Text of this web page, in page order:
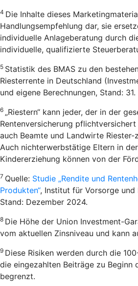
4 Die Inhalte dieses
Handlungsempfehlung dar, sie
individuelle Anlageberatung durch
individuelle, qualifizierte
5 Statistik des BMAS zu den
Riesterrente in Deutschland
und eigene Berechnungen, Stand:
6 „Riestern“ kann jeder, der in der
Rentenversicherung
auch Beamte und Landwirte
Auch nichterwerbstätige Eltern in
Kindererziehung können von der
7 Quelle: Studie „Rendite und
Produkten“, Institut für Vorsorge und
Stand: Dezember 2024.
8 Die Höhe der Union Investment-
vom aktuellen Zinsniveau und kann
9 Diese Risiken werden durch die
die eingezahlten Beiträge zu Beginn
begrenzt.